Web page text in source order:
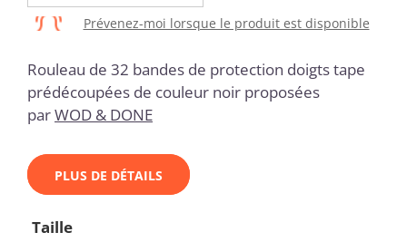
Prévenez-moi lorsque le produit est disponible
Rouleau de 32 bandes de protection doigts tape
prédécoupées de couleur noir proposées
parWOD & DONE
PLUS DE DÉTAILS
Taille